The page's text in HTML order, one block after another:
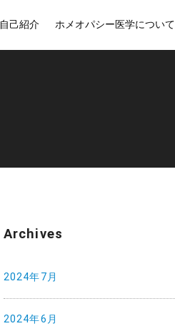
自己紹介 ホメオパシー医学について
Archives
2024年7月
2024年6月